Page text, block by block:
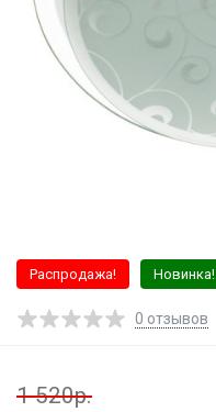
Распродажа! Новинка!
0 отзывов
1 520р.